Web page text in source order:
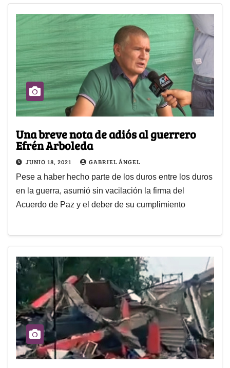
Una breve nota de adiós al guerrero
Efrén Arboleda
JUNIO 18, 2021 GABRIEL ÁNGEL
Pese a haber hecho parte de los duros entre los duros
en la guerra, asumió sin vacilación la firma del
Acuerdo de Paz y el deber de su cumplimiento